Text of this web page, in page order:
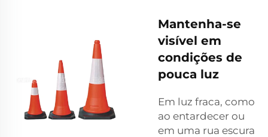
Mantenha-se
visível em
condições de
pouca luz
Em luz fraca, como
ao entardecer ou
em uma rua escura